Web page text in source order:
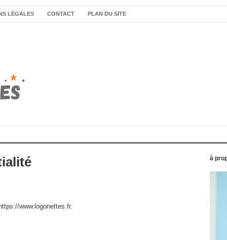
LÉGALES CONTACT PLAN DU SITE
www.logonettes.fr.
à